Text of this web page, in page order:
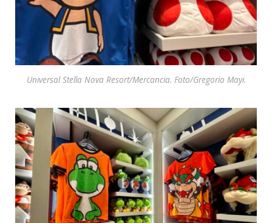
Universal Stella Nova Resort/Mercancia. Foto/Gregorio Mayi.